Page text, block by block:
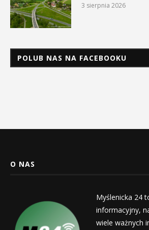
3 sierpnia 2026
POLUB NAS NA FACEBOOKU
O NAS
Myślenicka 24
informacyjny,
wiele ważnych